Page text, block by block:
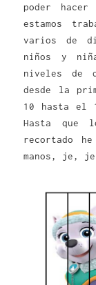
poder
estamos
varios de
niños y
niveles de
desde la
10 hasta el
Hasta que
recortado
manos, je,